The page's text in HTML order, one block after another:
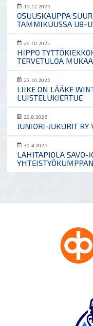
19.12.2025
OSUUSKAUPPA
TAMMIKUUSSA U8-
29.10.2025
HIPPO
TERVETULOA
23.10.2025
LIIKE ON LÄÄKE
LUISTELUKIERTUE
28.8.2025
JUNIORI-JUKURIT RY
30.4.2025
LÄHITAPIOLA SAVO-